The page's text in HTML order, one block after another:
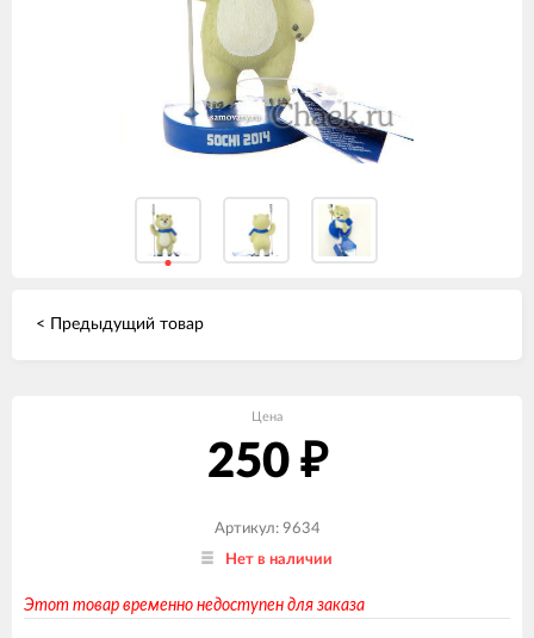
< Предыдущий товар
Цена
250 ₽
Артикул: 9634
Нет в наличии
Этот товар временно недоступен для заказа